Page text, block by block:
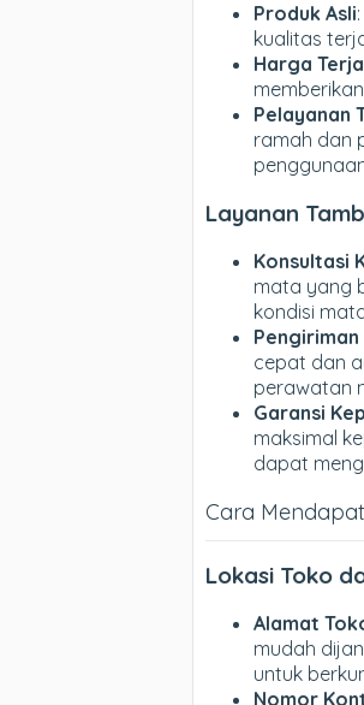
Produk Asli
kualitas
Harga
Pelayanan
ramah dan
Layanan
Konsultasi
mata yang
kondisi
Pengiriman
cepat dan
perawatan
Garansi
maksimal
dapat
Cara
Lokasi Toko
Alamat
mudah
untuk
Nomor